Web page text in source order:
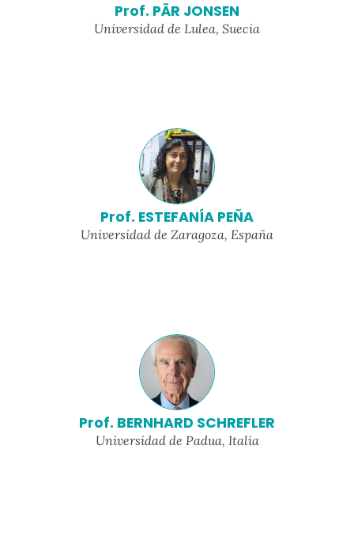
Prof. PÄR JONSEN
Universidad de Lulea, Suecia
Prof. ESTEFANÍA PEÑA
Universidad de Zaragoza, España
Prof. BERNHARD SCHREFLER
Universidad de Padua, Italia